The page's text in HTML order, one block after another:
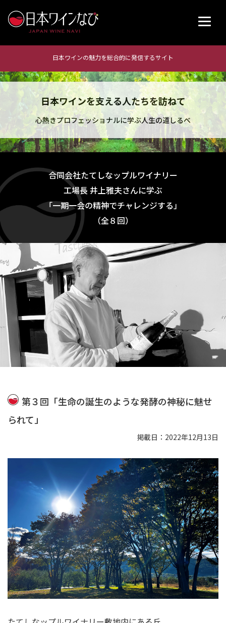
日本ワインの魅力を総合的に発信するサイト
日本ワインを支える人たちを訪ねて
心熱きプロフェッショナルに学ぶ人生の道しるべ
合同会社たてしなップルワイナリー
工場長 井上雅夫さんに学ぶ
「一期一会の精神でチャレンジする」
（全８回）
第３回「生命の誕生のような発酵の神秘に魅せ
られて」
掲載日：2022年12月13日